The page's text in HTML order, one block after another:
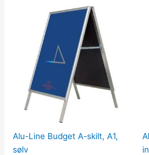
Alu-Line Budget A-skilt, A1,
sølv